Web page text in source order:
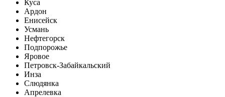
Куса
Ардон
Енисейск
Усмань
Нефтегорск
Подпорожье
Яровое
Петровск-Забайкальский
Инза
Слюдянка
Апрелевка